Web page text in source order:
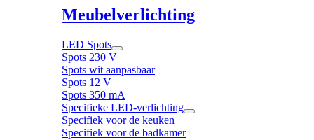
Meubelverlichting
LED Spots
Spots 230 V
Spots wit aanpasbaar
Spots 12 V
Spots 350 mA
Specifieke LED-verlichting
Specifiek voor de keuken
Specifiek voor de badkamer